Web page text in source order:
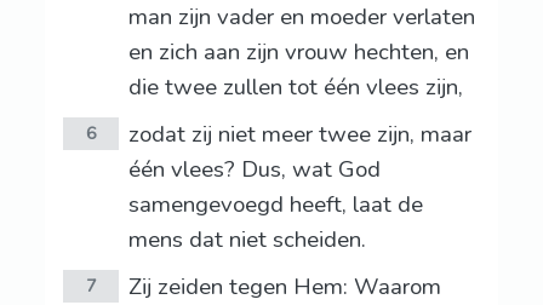
man zijn vader en moeder verlaten
en zich aan zijn vrouw hechten, en
die twee zullen tot één vlees zijn,
6
zodat zij niet meer twee zijn, maar
één vlees? Dus, wat God
samengevoegd heeft, laat de
mens dat niet scheiden.
7
Zij zeiden tegen Hem: Waarom